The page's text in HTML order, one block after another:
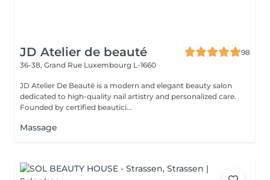
JD Atelier de beauté
98
36-38, Grand Rue Luxembourg L-1660
JD Atelier De Beauté is a modern and elegant beauty salon
dedicated to high-quality nail artistry and personalized care.
Founded by certified beautici...
Massage